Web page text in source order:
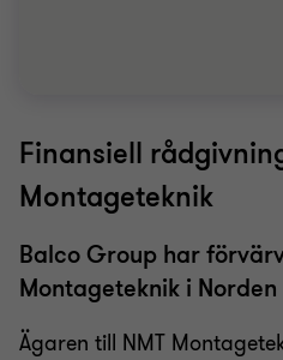
Grant Thornton team
Stefan Wiklund
Head of M&A services
BYGG
M&A SERVICES
Finansiell
Montageteknik
Balco Group har
Montageteknik i Norden
Ägaren till NMT